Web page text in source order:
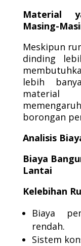
Material
Masing-
Meskipun
dinding
lebih
material
borongan
Analisis
Biaya
Lantai
Kelebihan
Biaya
rendah.
Sistem